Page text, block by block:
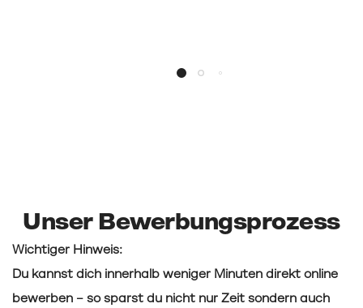
Unser Bewerbungsprozess
Wichtiger Hinweis:
Du kannst dich innerhalb weniger Minuten direkt online
bewerben – so sparst du nicht nur Zeit sondern auch